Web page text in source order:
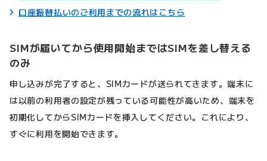
口座振替払いのご利用までの流れはこちら
SIMが届いてから使用開始まではSIMを差し替える
のみ
申し込みが完了すると、SIMカードが送られてきます。端末に
は以前の利用者の設定が残っている可能性が高いため、端末を
初期化してからSIMカードを挿入してください。これにより、
すぐに利用を開始できます。